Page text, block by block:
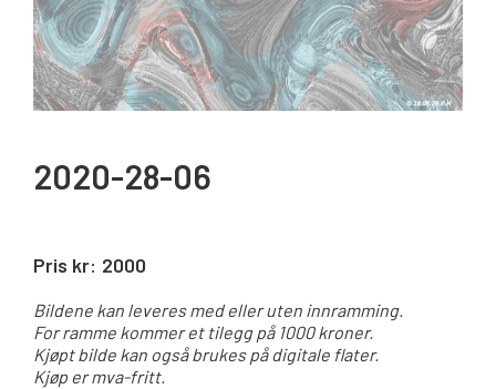
2020-28-06
Pris kr: 2000
Bildene kan leveres med eller uten innramming.
For ramme kommer et tilegg på 1000 kroner.
Kjøpt bilde kan også brukes på digitale flater.
Kjøp er mva-fritt.